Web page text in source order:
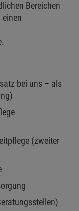
Bereichen
einen
bei uns – als
(zweiter